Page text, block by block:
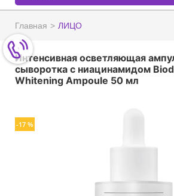
Главная ЛИЦО
Интенсивная осветляющая
сыворотка с ниацинамидом
Whitening Ampoule 50 мл
-17 %